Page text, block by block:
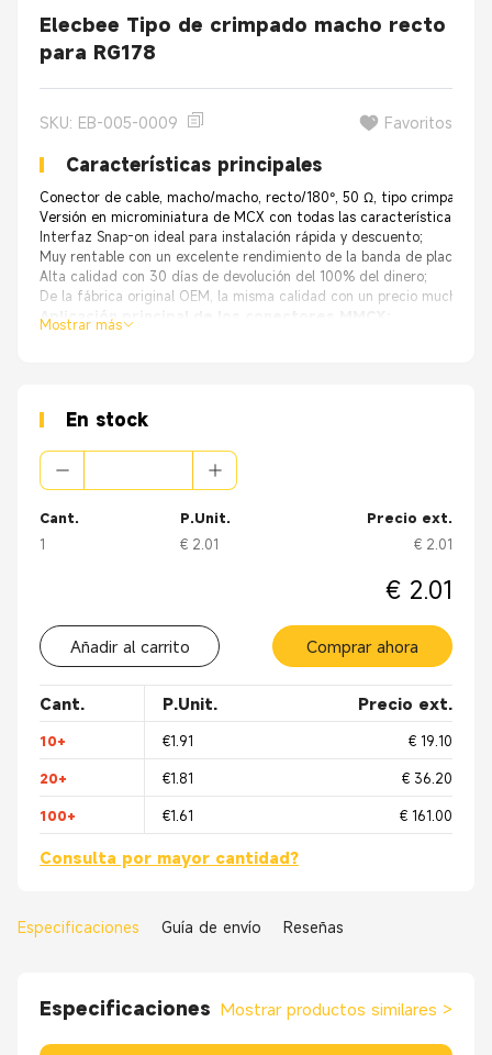
Elecbee Tipo de crimpado macho recto
para RG178
SKU: EB-005-0009 Favoritos
Características principales
Conector de cable, macho/macho, recto/180°, 50 Ω, tipo crimpado,
Versión en microminiatura de MCX con todas las características del
Interfaz Snap-on ideal para instalación rápida y descuento;
Muy rentable con un excelente rendimiento de la banda de placa y
Alta calidad con 30 días de devolución del 100% del dinero;
De la fábrica original OEM, la misma calidad con un precio mucho
Aplicación principal de los conectores MMCX:
Consumidor de electronicos:
Transmisión de datos:
Mostrar más
En stock
Cant.
1
P.Unit.
€ 2.01
Precio ext.
€ 2.01
€ 2.01
Añadir al carrito Comprar ahora
Cant. P.Unit. Precio ext.
10+ €1.91 € 19.10
20+ €1.81 € 36.20
100+ €1.61 € 161.00
Consulta por mayor cantidad?
Especificaciones Guía de envío Reseñas
Especificaciones Mostrar productos similares >